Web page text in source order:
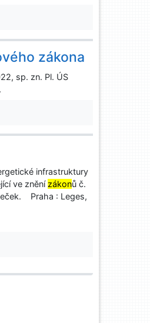
zákona
sp. zn. Pl. ÚS
infrastruktury
ve znění zákonů č.
Praha : Leges,